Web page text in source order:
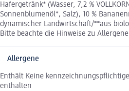
Hafergetränk* (Wasser, 7,2 %
Sonnenblumenöl*, Salz), 10 %
dynamischer Landwirtschaft/**aus
Bitte beachte die Hinweise zu
Allergene
Enthält Keine
enthalten